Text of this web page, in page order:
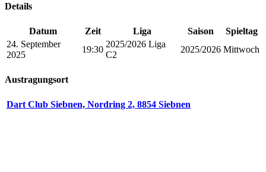
Details
Datum Zeit Liga Saison
Spieltag
24. September
2025
19:30
2025/2026 Liga
C2
2025/2026 Mittwoch
Austragungsort
Dart Club Siebnen, Nordring 2, 8854 Siebnen